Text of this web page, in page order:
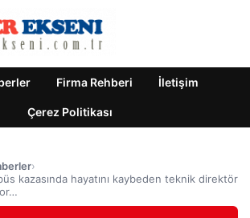
Firma Rehberi İletişim
Çerez Politikası
›
kazasında hayatını kaybeden teknik direktör